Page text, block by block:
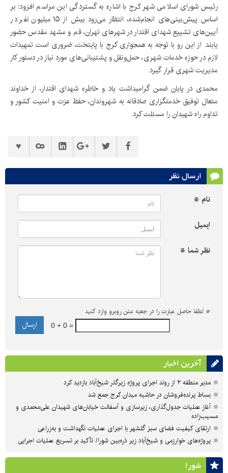
رئیس شورای اسلامی شهر کرج با اشاره به گستردگی این مراسم‌ افزود: بر
اساس پیش‌بینی‌های انجام‌شده، انتظار می‌رود بیش از ۱۵ میلیون نفر در
آیین‌های تشییع شهدای اقتدار در شهرهای تهران، قم و مشهد مقدس حضور
یابند. از این رو با توجه به همجواری کرج با پایتخت، ضروری است تمهیدات
لازم در حوزه خدمات شهری، حمل‌ونقل و پشتیبانی‌های مورد نیاز در دستور کار
مدیریت شهری قرار گیرد.
محمدی در پایان ضمن گرامیداشت یاد و خاطره شهدای اقتدار، از خداوند
متعال توفیق خدمتگزاری صادقانه به شهروندان، حفظ عزت و امنیت کشور و
تداوم راه شهیدان را مسئلت کرد.
ارسال نظر
نام *
ایمیل
نظر شما *
* لطفا حاصل عبارت را در جعبه متن روبرو وارد کنید
0 + 0 =
آخرین اخبار
مدیر منطقه ۲ از روند اجرای پروژه زیرگذر شیخ‌آباد بازدید کرد
بساط پرنده‌فروشان در حاشیه میدان کرج جمع شد
آغاز عملیات جدول‌گذاری، زیرسازی و آسفالت خیابان‌های شهیدان علی‌محمدی و
مسیب‌زاده
ارتقای کیفیت فضای سبز گلشهر با اجرای عملیات نگهداشت و به‌زراعی
پروژه‌های خوارزمی و شیخ‌آباد زیر ذره‌بین شورا/ تأکید بر تسریع عملیات اجرایی
شورا